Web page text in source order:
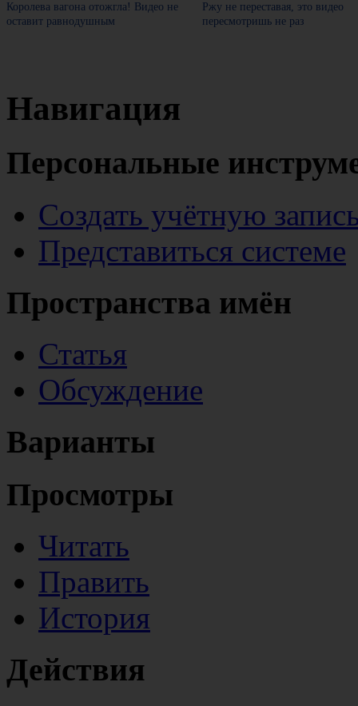
Королева вагона отожгла! Видео не
оставит равнодушным
Ржу не переставая, это видео
пересмотришь не раз
Навигация
Персональные
Создать учётную
Представиться системе
Пространства имён
Статья
Обсуждение
Варианты
Просмотры
Читать
Править
История
Действия